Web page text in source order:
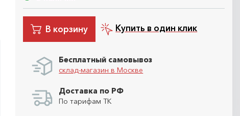
В корзину Купить в один клик
Бесплатный самовывоз
склад-магазин в Москве
Доставка по РФ
По тарифам ТК